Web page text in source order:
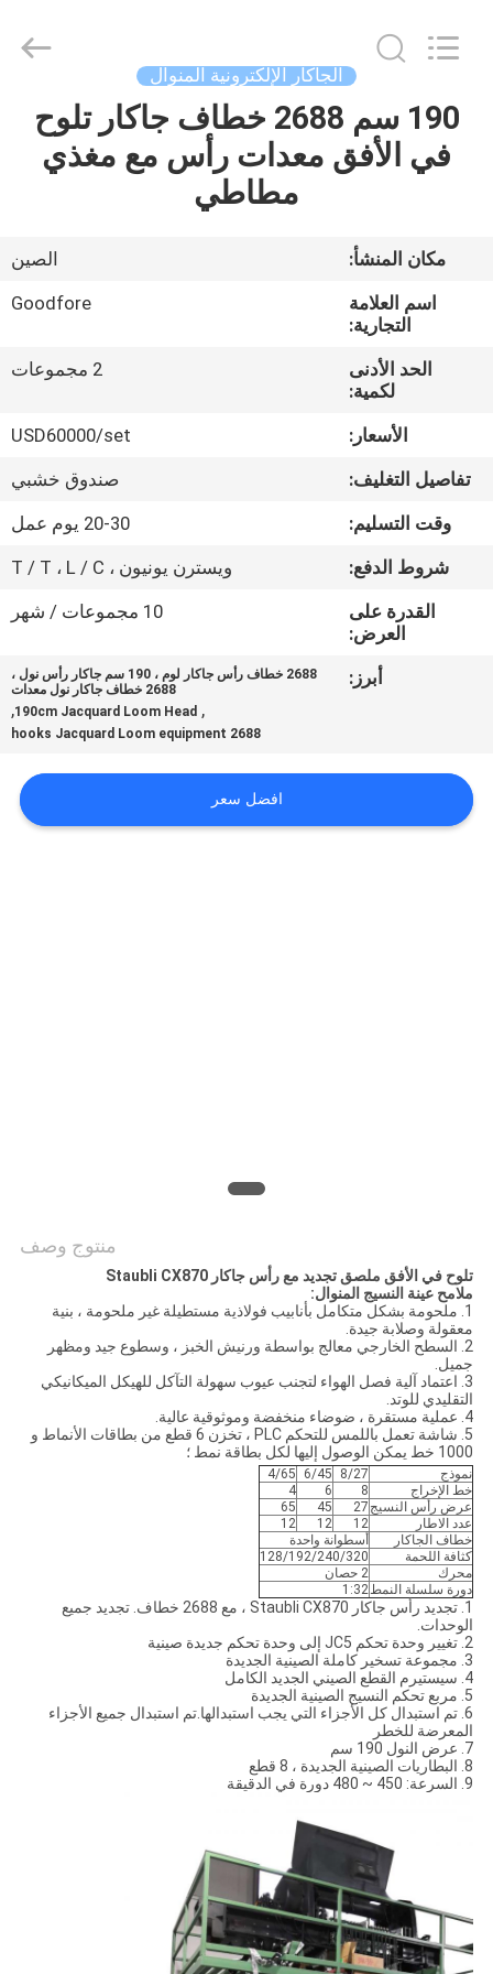
المنزل
فيديوهات
معلومات
في
المعمل
رقابة
جودة
أخبار
Machinery
Co.,Ltd.
الجاكار الإلكترونية المنوال
190 سم 2688 خطاف جاكار تلوح
في الأفق معدات رأس مع مغذي
مطاطي
مكان المنشأ:
الصين
اسم العلامة
التجارية:
Goodfore
الحد الأدنى
لكمية:
2 مجموعات
الأسعار:
USD60000/set
تفاصيل التغليف:
صندوق خشبي
وقت التسليم:
20-30 يوم عمل
شروط الدفع:
ويسترن يونيون ، T / T ، L / C
القدرة على
العرض:
10 مجموعات / شهر
أبرز:
2688 خطاف رأس جاكار لوم ، 190 سم جاكار رأس نول ،
2688 خطاف جاكار نول معدات
,
190cm Jacquard Loom Head
,
2688 hooks Jacquard Loom equipment
افضل سعر
منتوج وصف
تلوح في الأفق ملصق تجديد مع رأس جاكار Staubli CX870
ملامح عينة النسيج المنوال:
1. ملحومة بشكل متكامل بأنابيب فولاذية مستطيلة غير ملحومة ، بنية
معقولة وصلابة جيدة.
2. السطح الخارجي معالج بواسطة ورنيش الخبز ، وسطوع جيد ومظهر
جميل.
3. اعتماد آلية فصل الهواء لتجنب عيوب سهولة التآكل للهيكل الميكانيكي
التقليدي للوتد.
4. عملية مستقرة ، ضوضاء منخفضة وموثوقية عالية.
5. شاشة تعمل باللمس للتحكم PLC ، تخزن 6 قطع من بطاقات الأنماط و
1000 خط يمكن الوصول إليها لكل بطاقة نمط ؛
نموذج 8/27
6/45
4/65
خط الإخراج
8
6
4
عرض رأس النسيج 27
45
65
عدد الاطار
12
12
12
خطاف الجاكار
أسطوانة واحدة
كثافة اللحمة
128/192/240/320
محرك
2 حصان
دورة سلسلة النمط1:32
1. تجديد رأس جاكار Staubli CX870 ، مع 2688 خطاف. تجديد جميع
الوحدات.
2. تغيير وحدة تحكم JC5 إلى وحدة تحكم جديدة صينية
3. مجموعة تسخير كاملة الصينية الجديدة
4. سيستيرم القطع الصيني الجديد الكامل
5. مربع تحكم النسيج الصينية الجديدة
6. تم استبدال كل الأجزاء التي يجب استبدالها.تم استبدال جميع الأجزاء
المعرضة للخطر
7. عرض النول 190 سم
8. البطاريات الصينية الجديدة ، 8 قطع
9. السرعة: 450 ~ 480 دورة في الدقيقة